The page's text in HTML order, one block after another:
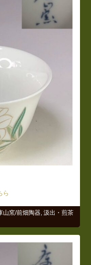
ら
山窯/前畑陶器 ,汲出・煎茶